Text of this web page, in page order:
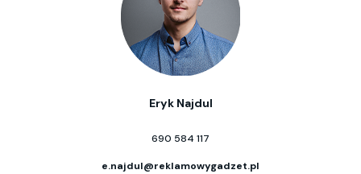
Eryk Najdul
690 584 117
e.najdul@reklamowygadzet.pl